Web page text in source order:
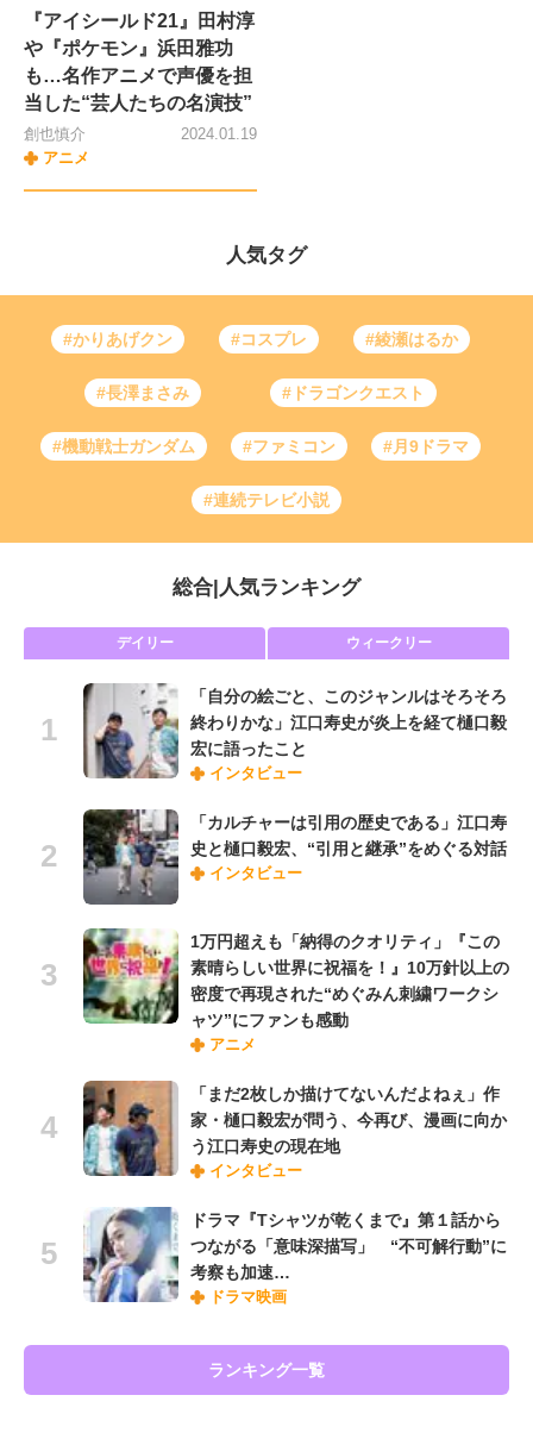
『アイシールド21』田村淳
や『ポケモン』浜田雅功
も…名作アニメで声優を担
当した“芸人たちの名演技”
創也慎介
アニメ
2024.01.19
人気タグ
#かりあげクン #コスプレ #綾瀬はるか
#長澤まさみ #ドラゴンクエスト
#機動戦士ガンダム #ファミコン #月9ドラマ
#連続テレビ小説
総合 人気ランキング
デイリー ウィークリー
「自分の絵ごと、このジャンルはそろそろ
終わりかな」江口寿史が炎上を経て樋口毅
宏に語ったこと
インタビュー
「カルチャーは引用の歴史である」江口寿
史と樋口毅宏、“引用と継承”をめぐる対話
インタビュー
1万円超えも「納得のクオリティ」『この
素晴らしい世界に祝福を！』10万針以上の
密度で再現された“めぐみん刺繍ワークシ
ャツ”にファンも感動
アニメ
「まだ2枚しか描けてないんだよねぇ」作
家・樋口毅宏が問う、今再び、漫画に向か
う江口寿史の現在地
インタビュー
ドラマ『Tシャツが乾くまで』第１話から
つながる「意味深描写」 “不可解行動”に
考察も加速…
ドラマ映画
ランキング一覧